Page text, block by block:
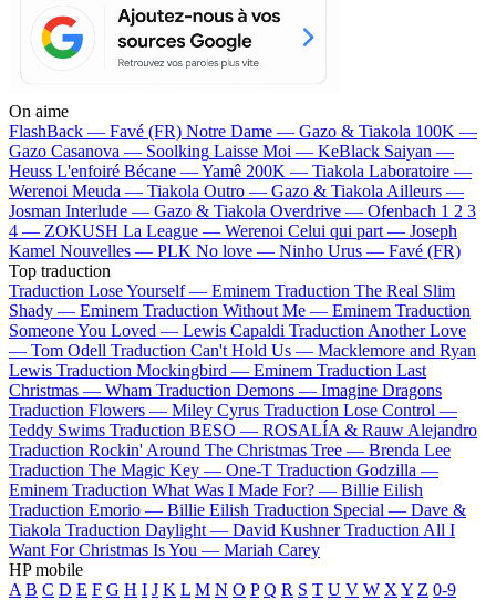
On aime
FlashBack — Favé (FR) Notre Dame — Gazo & Tiakola 100K —
Gazo Casanova — Soolking Laisse Moi — KeBlack Saiyan —
Heuss L'enfoiré Bécane —Yamê 200K — Tiakola Laboratoire —
Werenoi Meuda — Tiakola Outro — Gazo & Tiakola Ailleurs —
Josman Interlude — Gazo & Tiakola Overdrive — Ofenbach 1 2 3
4 — ZOKUSH La League — Werenoi Celui qui part — Joseph
Kamel Nouvelles — PLK No love — Ninho Urus — Favé (FR)
Top traduction
Traduction Lose Yourself — Eminem Traduction The Real Slim
Shady — Eminem Traduction Without Me — Eminem Traduction
Someone You Loved — Lewis Capaldi Traduction Another Love
— Tom Odell Traduction Can't Hold Us — Macklemore and Ryan
Lewis Traduction Mockingbird — Eminem Traduction Last
Christmas — Wham Traduction Demons — Imagine Dragons
Traduction Flowers — Miley Cyrus Traduction Lose Control —
Teddy Swims Traduction BESO — ROSALÍA & Rauw Alejandro
Traduction Rockin' Around The Christmas Tree — Brenda Lee
Traduction The Magic Key — One-T Traduction Godzilla —
Eminem Traduction What Was I Made For? — Billie Eilish
Traduction Emorio — Billie Eilish Traduction Special — Dave &
Tiakola Traduction Daylight — David Kushner Traduction All I
Want For Christmas Is You — Mariah Carey
HP mobile
A B C D E F G H I J K L M N O P Q R S T U V W X Y Z 0-9